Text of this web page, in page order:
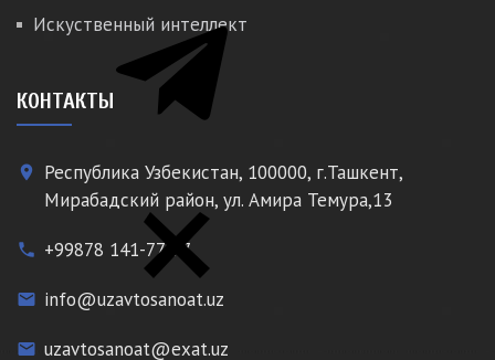
Искуственный интеллект
КОНТАКТЫ
place
Республика Узбекистан, 100000, г.Ташкент,
Мирабадский район, ул. Амира Темура,13
phone +99878 141-77-77
email info@uzavtosanoat.uz
email uzavtosanoat@exat.uz